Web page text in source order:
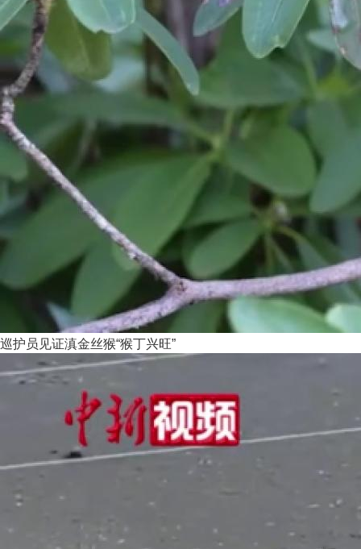
巡护员见证滇金丝猴“猴丁兴旺”